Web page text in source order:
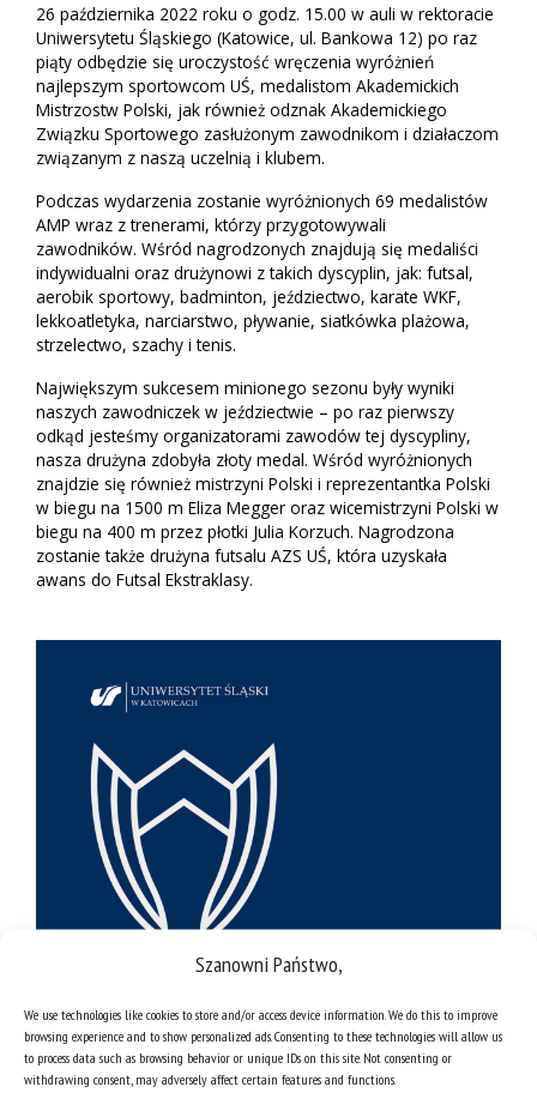
Szanowni Państwo,
We use technologies like cookies to store and/or access device information. We do this to improve
browsing experience and to show personalized ads. Consenting to these technologies will allow us
to process data such as browsing behavior or unique IDs on this site. Not consenting or
withdrawing consent, may adversely affect certain features and functions.
26 października 2022 roku o godz. 15.00 w auli w rektoracie
Uniwersytetu Śląskiego (Katowice, ul. Bankowa 12) po raz
piąty odbędzie się uroczystość wręczenia wyróżnień
najlepszym sportowcom UŚ, medalistom Akademickich
Mistrzostw Polski, jak również odznak Akademickiego
Związku Sportowego zasłużonym zawodnikom i działaczom
związanym z naszą uczelnią i klubem.
Podczas wydarzenia zostanie wyróżnionych 69 medalistów
AMP wraz z trenerami, którzy przygotowywali
zawodników. Wśród nagrodzonych znajdują się medaliści
indywidualni oraz drużynowi z takich dyscyplin, jak: futsal,
aerobik sportowy, badminton, jeździectwo, karate WKF,
lekkoatletyka, narciarstwo, pływanie, siatkówka plażowa,
strzelectwo, szachy i tenis.
Największym sukcesem minionego sezonu były wyniki
naszych zawodniczek w jeździectwie – po raz pierwszy
odkąd jesteśmy organizatorami zawodów tej dyscypliny,
nasza drużyna zdobyła złoty medal. Wśród wyróżnionych
znajdzie się również mistrzyni Polski i reprezentantka Polski
w biegu na 1500 m Eliza Megger oraz wicemistrzyni Polski w
biegu na 400 m przez płotki Julia Korzuch. Nagrodzona
zostanie także drużyna futsalu AZS UŚ, która uzyskała
awans do Futsal Ekstraklasy.